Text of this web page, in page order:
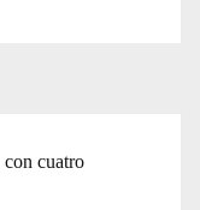
con cuatro